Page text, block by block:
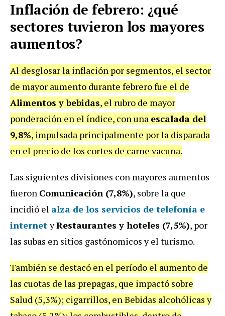
Inflación de febrero: ¿qué
sectores tuvieron los mayores
aumentos?
Al desglosar la inflación por segmentos, el sector
de mayor aumento durante febrero fue el de
Alimentos y bebidas, el rubro de mayor
ponderación en el índice, con una escalada del
9,8%, impulsada principalmente por la disparada
en el precio de los cortes de carne vacuna.
Las siguientes divisiones con mayores aumentos
fueron Comunicación (7,8%), sobre la que
incidió el alza de los servicios de telefonía e
internet yRestaurantes y hoteles (7,5%), por
las subas en sitios gastónomicos y el turismo.
También se destacó en el período el aumento de
las cuotas de las prepagas, que impactó sobre
Salud (5,3%); cigarrillos, en Bebidas alcohólicas y